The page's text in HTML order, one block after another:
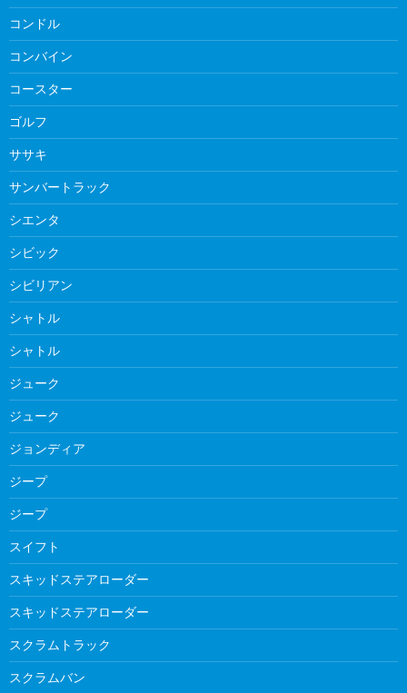
コンドル
コンバイン
コースター
ゴルフ
ササキ
サンバートラック
シエンタ
シビック
シビリアン
シャトル
シャトル
ジューク
ジューク
ジョンディア
ジープ
ジープ
スイフト
スキッドステアローダー
スキッドステアローダー
スクラムトラック
スクラムバン